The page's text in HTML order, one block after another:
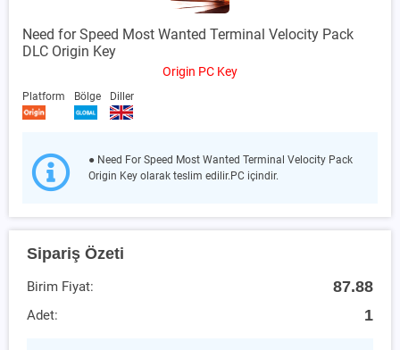
Need for Speed Most Wanted Terminal Velocity Pack
DLC Origin Key
Origin PC Key
Platform Bölge Diller
● Need For Speed Most Wanted Terminal Velocity Pack
Origin Key olarak teslim edilir.PC içindir.
Sipariş Özeti
Birim Fiyat: 87.88
Adet: 1